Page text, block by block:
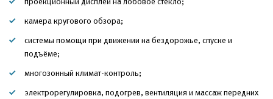
камера кругового обзора;
системы помощи при движении на бездорожье, спуске и
подъёме;
многозонный климат-контроль;
электрорегулировка, подогрев, вентиляция и массаж передних